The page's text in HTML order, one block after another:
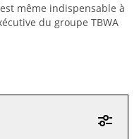
même indispensable à
du groupe TBWA